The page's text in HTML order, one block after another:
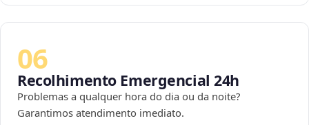
06
Recolhimento Emergencial 24h
Problemas a qualquer hora do dia ou da noite?
Garantimos atendimento imediato.